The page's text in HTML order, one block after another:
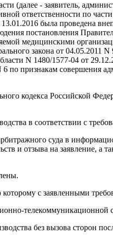
(далее - заявитель,
ответственности по
была проведена
постановления
медицинскими
закона от 04.05.2011
N 1480/1577-04 от
признакам совершения
кодекса Российской
в соответствии с
суда в
и отзыва на заявление, а
с заявленными
телекоммуникационной
без вызова сторон